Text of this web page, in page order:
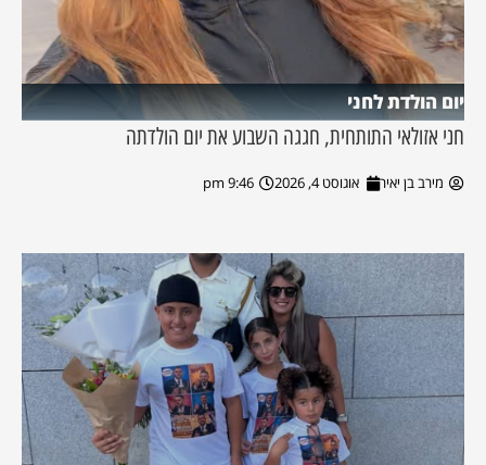
יום הולדת לחני
חני אזולאי התותחית, חגגה השבוע את יום הולדתה
מירב בן יאיר אוגוסט 4, 2026 9:46 pm